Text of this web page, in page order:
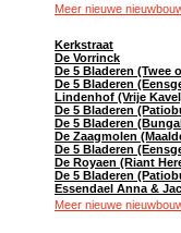
Meer nieuwe
Kerkstraat
De Vorrinck
De 5 Bladeren (Twee
De 5 Bladeren
Lindenhof (Vrije
De 5 Bladeren
De 5 Bladeren
De Zaagmolen
De 5 Bladeren
De Royaen (Riant
De 5 Bladeren
Essendael Anna &
Meer nieuwe